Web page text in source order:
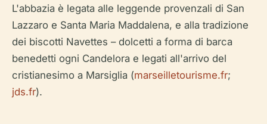
L'abbazia è legata alle leggende provenzali di San
Lazzaro e Santa Maria Maddalena, e alla tradizione
dei biscotti Navettes – dolcetti a forma di barca
benedetti ogni Candelora e legati all'arrivo del
cristianesimo a Marsiglia (marseilletourisme.fr;
jds.fr).